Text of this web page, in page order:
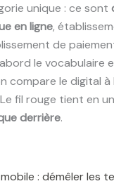
unique : ce sont
en ligne,
de
le vocabulaire
le digital à
fil rouge tient en
derrière.
: démêler les